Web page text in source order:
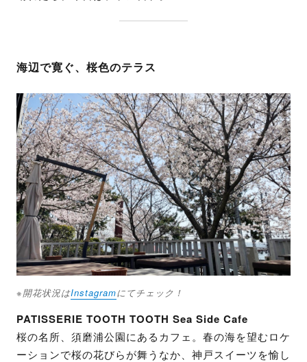
海辺で寛ぐ、桜色のテラス
※開花状況はInstagramにてチェック！
PATISSERIE TOOTH TOOTH Sea Side Cafe
桜の名所、須磨浦公園にあるカフェ。春の海を望むロケ
ーションで桜の花びらが舞うなか、神戸スイーツを愉し